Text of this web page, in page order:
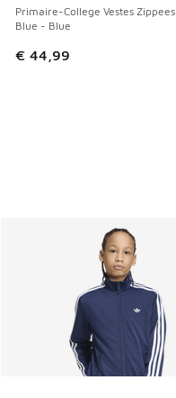
Primaire-College Vestes Zippees
Blue - Blue
€ 44,99